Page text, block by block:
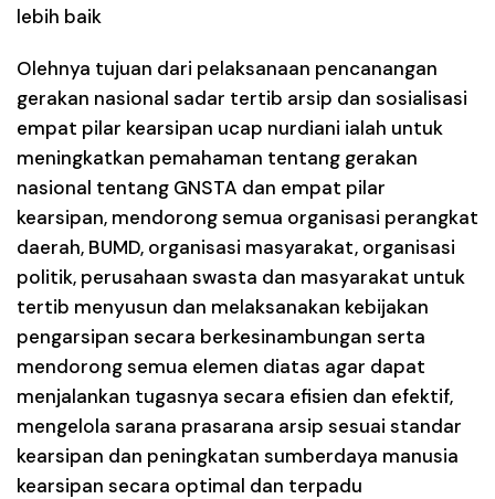
lebih baik
Olehnya tujuan dari pelaksanaan pencanangan
gerakan nasional sadar tertib arsip dan sosialisasi
empat pilar kearsipan ucap nurdiani ialah untuk
meningkatkan pemahaman tentang gerakan
nasional tentang GNSTA dan empat pilar
kearsipan, mendorong semua organisasi perangkat
daerah, BUMD, organisasi masyarakat, organisasi
politik, perusahaan swasta dan masyarakat untuk
tertib menyusun dan melaksanakan kebijakan
pengarsipan secara berkesinambungan serta
mendorong semua elemen diatas agar dapat
menjalankan tugasnya secara efisien dan efektif,
mengelola sarana prasarana arsip sesuai standar
kearsipan dan peningkatan sumberdaya manusia
kearsipan secara optimal dan terpadu